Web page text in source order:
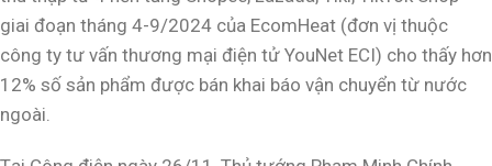
giai đoạn tháng 4-9/2024 của EcomHeat (đơn vị thuộc
công ty tư vấn thương mại điện tử YouNet ECI) cho thấy hơn
12% số sản phẩm được bán khai báo vận chuyển từ nước
ngoài.